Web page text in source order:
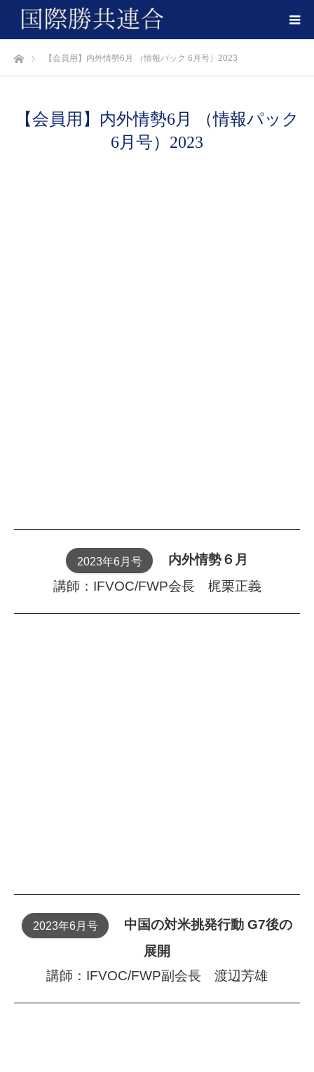
ホーム 【会員用】内外情勢6月 （情報パック 6月号）2023
【会員用】内外情勢6月 （情報パック
6月号）2023
2023年6月号
内外情勢６月
講師：IFVOC/FWP会長 梶栗正義
2023年6月号
中国の対米挑発行動 G7後の
展開
講師：IFVOC/FWP副会長 渡辺芳雄